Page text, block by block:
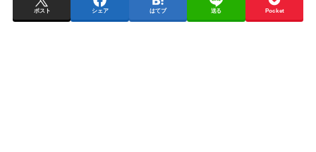
ポスト シェア はてブ 送る Pocket